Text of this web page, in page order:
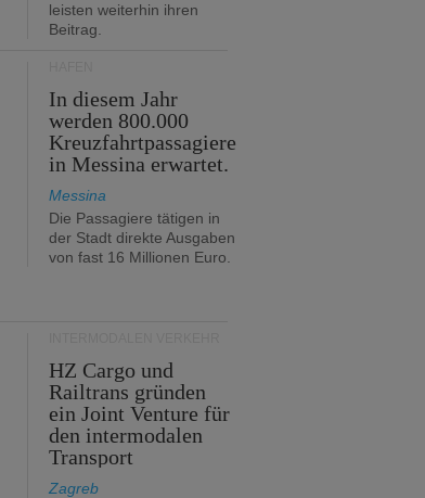
leisten weiterhin ihren
Beitrag.
In diesem Jahr
werden 800.000
Kreuzfahrtpassagiere
in Messina erwartet.
Messina
Die Passagiere tätigen in
der Stadt direkte Ausgaben
von fast 16 Millionen Euro.
HZ Cargo und
Railtrans gründen
ein Joint Venture für
den intermodalen
Transport
Zagreb